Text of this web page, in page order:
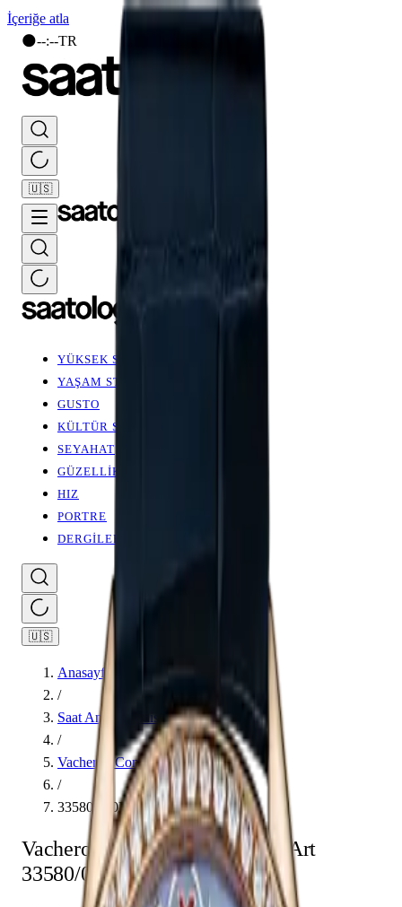
İçeriğe atla
🌑--:--TR
🇺🇸
YÜKSEK SAATÇİLİK
YAŞAM STİLİ
GUSTO
KÜLTÜR SANAT
SEYAHAT
GÜZELLİK
HIZ
PORTRE
DERGİLER
🇺🇸
Anasayfa
/
Saat Ansiklopedisi
/
Vacheron Constantin
/
33580/000R-9959
Vacheron Constantin Métiers d'Art
33580/000R-9959